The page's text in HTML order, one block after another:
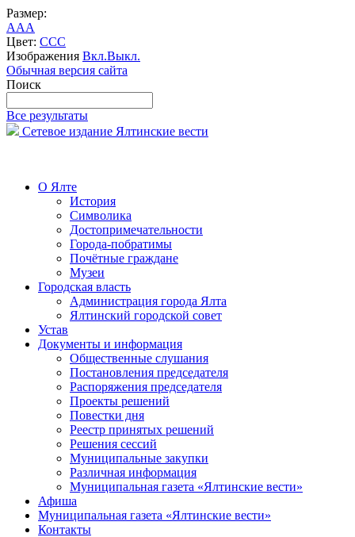
Размер:
AAA
Цвет: CCC
Изображения Вкл.Выкл.
Обычная версия сайта
Поиск
Все результаты
Сетевое издание Ялтинские вести
О Ялте
История
Символика
Достопримечательности
Города-побратимы
Почётные граждане
Музеи
Городская власть
Администрация города Ялта
Ялтинский городской совет
Устав
Документы и информация
Общественные слушания
Постановления председателя
Распоряжения председателя
Проекты решений
Повестки дня
Реестр принятых решений
Решения сессий
Муниципальные закупки
Различная информация
Муниципальная газета «Ялтинские вести»
Афиша
Муниципальная газета «Ялтинские вести»
Контакты